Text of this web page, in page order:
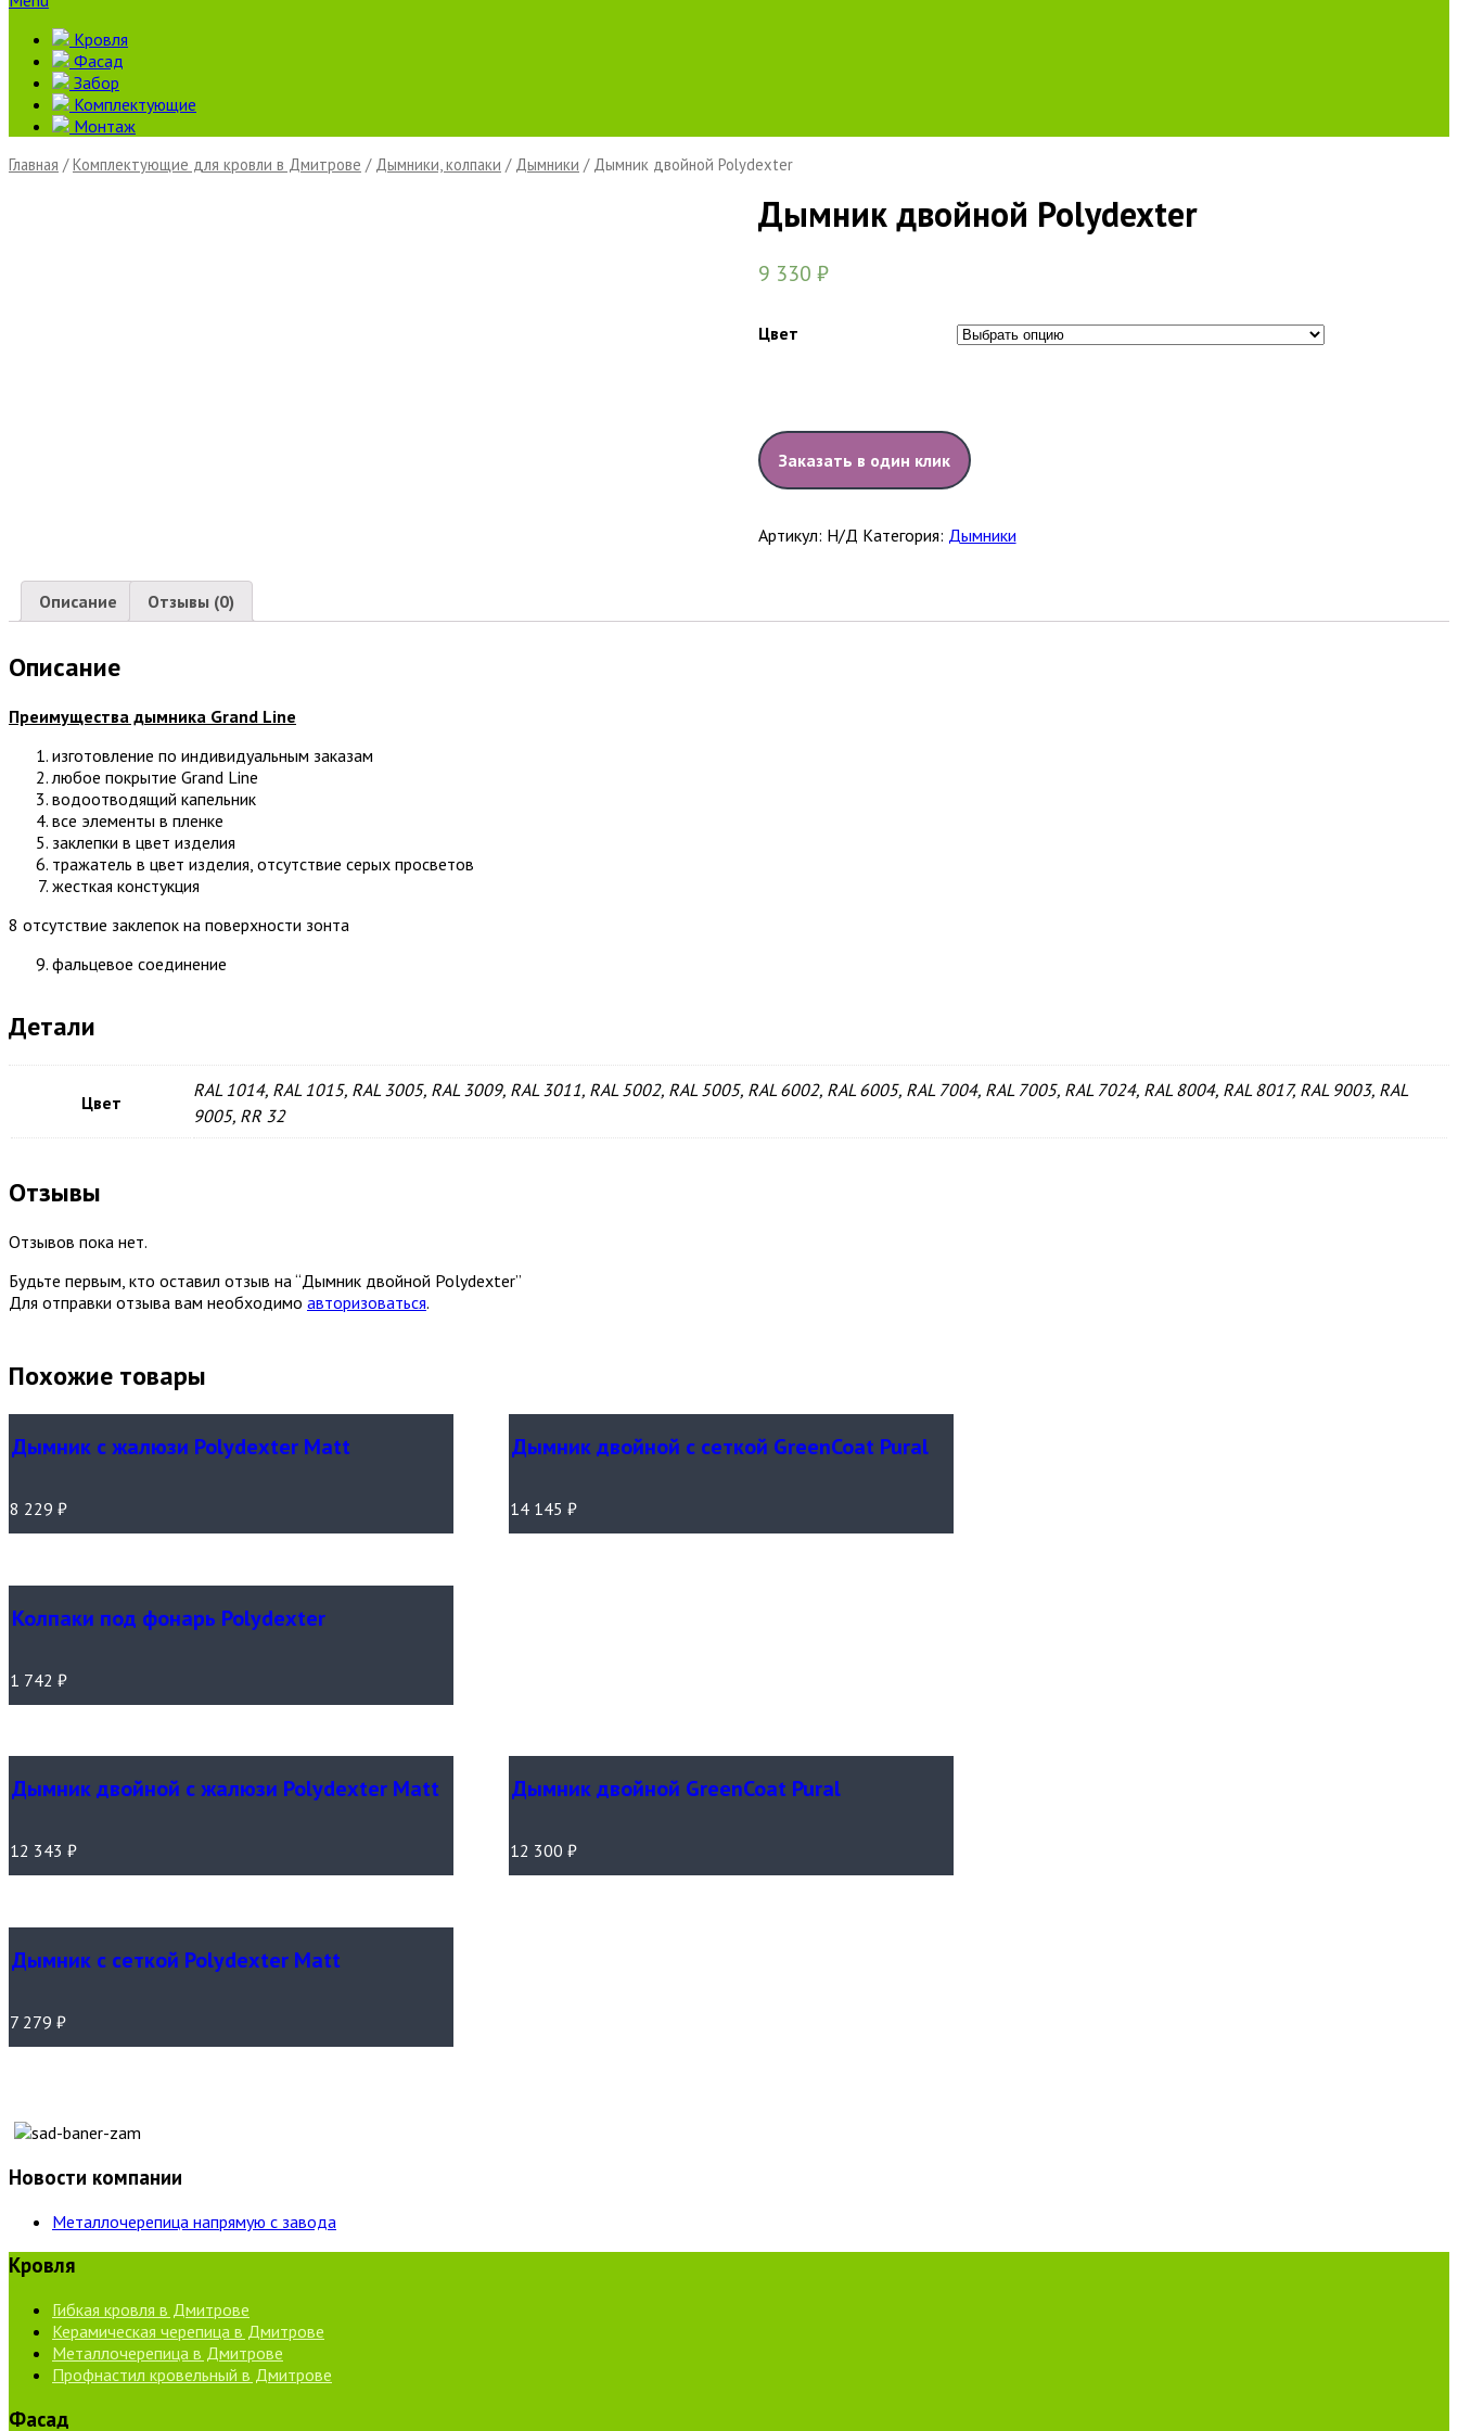
Кровля
Фасад
Забор
Комплектующие
Монтаж
Главная /Комплектующие для кровли в Дмитрове / Дымники, колпаки / Дымники / Дымник двойной Polydexter
Дымник двойной Polydexter
9 330 ₽
Цвет
Заказать в один клик
Артикул: Н/Д Категория: Дымники
Описание Отзывы (0)
Описание
Преимущества дымника Grand Line
изготовление по индивидуальным заказам
любое покрытие Grand Line
водоотводящий капельник
все элементы в пленке
заклепки в цвет изделия
тражатель в цвет изделия, отсутствие серых просветов
жесткая констукция
8 отсутствие заклепок на поверхности зонта
фальцевое соединение
Детали
Цвет
RAL 1014, RAL 1015, RAL 3005, RAL 3009, RAL 3011, RAL 5002, RAL 5005, RAL 6002, RAL 6005, RAL 7004, RAL 7005, RAL 7024, RAL 8004, RAL 8017, RAL 9003, RAL
9005, RR 32
Отзывы
Отзывов пока нет.
Будьте первым, кто оставил отзыв на “Дымник двойной Polydexter”
Для отправки отзыва вам необходимо авторизоваться.
Похожие товары
Дымник с жалюзи Polydexter Matt
8 229 ₽
Дымник двойной с сеткой GreenCoat Pural
14 145 ₽
Колпаки под фонарь Polydexter
1 742 ₽
Дымник двойной с жалюзи Polydexter Matt
12 343 ₽
Дымник двойной GreenCoat Pural
12 300 ₽
Дымник с сеткой Polydexter Matt
7 279 ₽
Новости компании
Металлочерепица напрямую с завода
Кровля
Гибкая кровля в Дмитрове
Керамическая черепица в Дмитрове
Металлочерепица в Дмитрове
Профнастил кровельный в Дмитрове
Фасад